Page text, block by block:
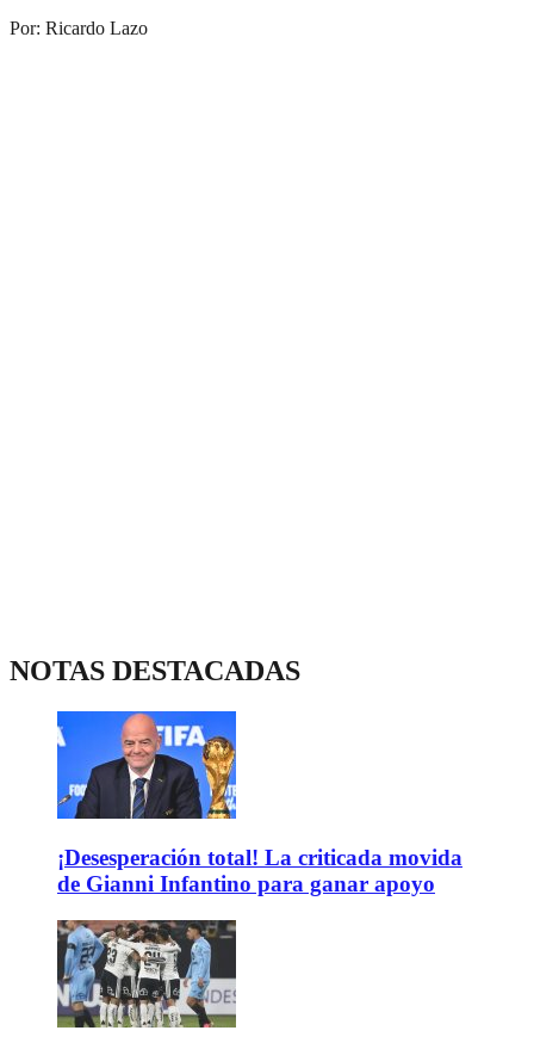
Por: Ricardo Lazo
NOTAS DESTACADAS
¡Desesperación total! La criticada movida
de Gianni Infantino para ganar apoyo